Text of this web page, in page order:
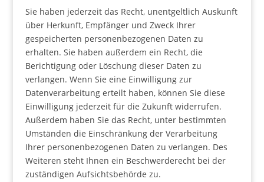
Sie haben jederzeit das Recht, unentgeltlich Auskunft
über Herkunft, Empfänger und Zweck Ihrer
gespeicherten personenbezogenen Daten zu
erhalten. Sie haben außerdem ein Recht, die
Berichtigung oder Löschung dieser Daten zu
verlangen. Wenn Sie eine Einwilligung zur
Datenverarbeitung erteilt haben, können Sie diese
Einwilligung jederzeit für die Zukunft widerrufen.
Außerdem haben Sie das Recht, unter bestimmten
Umständen die Einschränkung der Verarbeitung
Ihrer personenbezogenen Daten zu verlangen. Des
Weiteren steht Ihnen ein Beschwerderecht bei der
zuständigen Aufsichtsbehörde zu.